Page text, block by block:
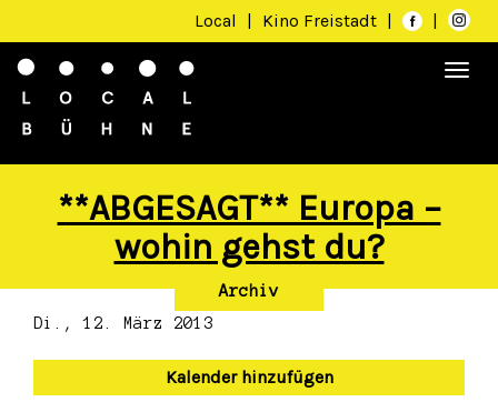
Local | Kino Freistadt | |
**ABGESAGT** Europa –
wohin gehst du?
Archiv
Di., 12. März 2013
Kalender hinzufügen